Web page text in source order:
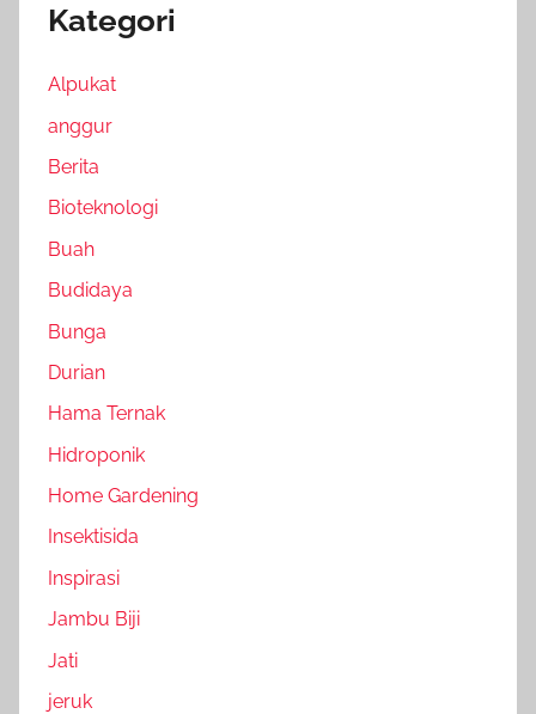
Kategori
Alpukat
anggur
Berita
Bioteknologi
Buah
Budidaya
Bunga
Durian
Hama Ternak
Hidroponik
Home Gardening
Insektisida
Inspirasi
Jambu Biji
Jati
jeruk